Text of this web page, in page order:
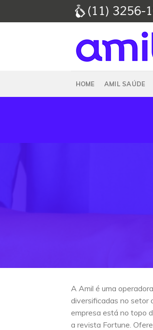
HOME AMIL SAÚDE
A Amil é uma
diversificadas no setor
empresa está no topo
a revista Fortune.